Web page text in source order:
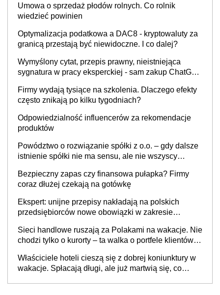
Umowa o sprzedaż płodów rolnych. Co rolnik
wiedzieć powinien
Optymalizacja podatkowa a DAC8 - kryptowaluty za
granicą przestają być niewidoczne. I co dalej?
Wymyślony cytat, przepis prawny, nieistniejąca
sygnatura w pracy eksperckiej - sam zakup ChatGPT
Firmy wydają tysiące na szkolenia. Dlaczego efekty
często znikają po kilku tygodniach?
Odpowiedzialność influencerów za rekomendacje
produktów
Powództwo o rozwiązanie spółki z o.o. – gdy dalsze
istnienie spółki nie ma sensu, ale nie wszyscy
Bezpieczny zapas czy finansowa pułapka? Firmy
coraz dłużej czekają na gotówkę
Ekspert: unijne przepisy nakładają na polskich
przedsiębiorców nowe obowiązki w zakresie
Sieci handlowe ruszają za Polakami na wakacje. Nie
chodzi tylko o kurorty – ta walka o portfele klientów
cichu
Właściciele hoteli cieszą się z dobrej koniunktury w
wakacje. Spłacają długi, ale już martwią się, co